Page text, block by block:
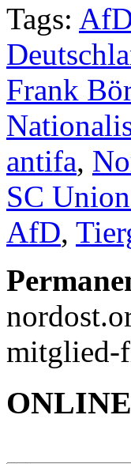
Tags:
Frank
antifa,
SC
AfD,
mitglied-